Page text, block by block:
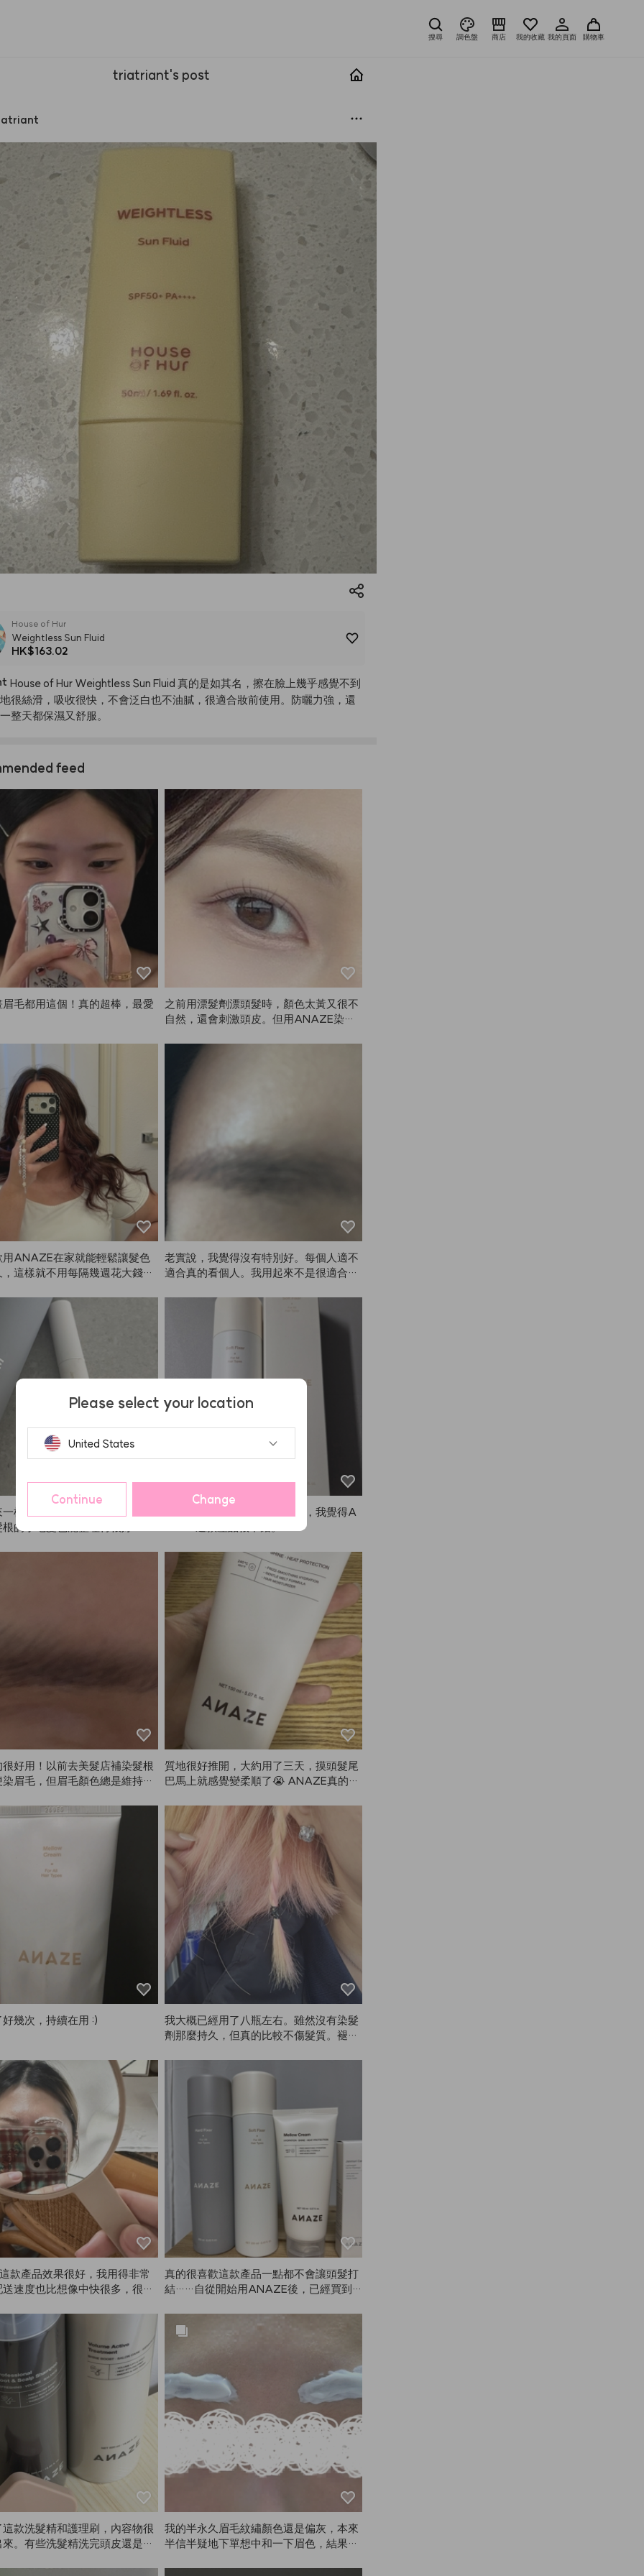
搜尋 調色盤 商店 我的收藏 我的頁面 購物車
triatriant's post
House of Hur
Weightless Sun Fluid
HK$163.02
House ofHur Weightless Sun Fluid 真的是如其名，擦在臉上幾乎感覺不到
很絲滑，吸收很快，不會泛白也不油膩，很適合妝前使用。防曬力強，還
整天都保濕又舒服。
feed
毛都用這個！真的超棒，最愛
之前用漂髮劑漂頭髮時，顏色太黃又很不
自然，還會刺激頭皮。但用ANAZE染髮
AZE一次後，真的完全回不去其他品牌
了，哈哈。染後的顏色不是單純變黃，而
是會褪成灰色調，超級滿意。根據停留時
用都沒問題。ANAZE的產品每次買都很
滿意，回購意願1000000%！
用ANAZE在家就能輕鬆讓髮色
這樣就不用每隔幾週花大錢去
老實說，我覺得沒有特別好。每個人適不
適合真的看個人。我用起來不是很適合，
歡。另外，顏色要比想像中多停留一會兒
根一根整理碎髮真的很方便，
的小毛髮也能整理得很好！但
味道、定型力和清洗都很剛好，我覺得A
好用！以前去美髮店補染髮根
眉毛，但眉毛顏色總是維持不
在家自己染，真的超方
很自然。我2月買的，用到現
質地很好推開，大約用了三天，摸頭髮尾
巴馬上就感覺變柔順了😭 ANAZE真的是
幾次，持續在用 :)
我大概已經用了八瓶左右。雖然沒有染髮
劑那麼持久，但真的比較不傷髮質。褪色
款產品效果很好，我用得非常
速度也比想像中快很多，很快
真的很喜歡這款產品一點都不會讓頭髮打
結……自從開始用ANAZE後，已經買到
NAZE一直推出這麼棒的產品！我也常常
髮，已經推薦給很多人了。Hard Fixer、S
oft Fixer、Mellow Cream、碎髮定型……
每次買完ANAZE又有更好的新品推出！
款洗髮精和護理刷，內容物很
。有些洗髮精洗完頭皮還是會
我的半永久眉毛紋繡顏色還是偏灰，本來
半信半疑地下單想中和一下眉色，結果超
Please select your location
United States
Continue Change